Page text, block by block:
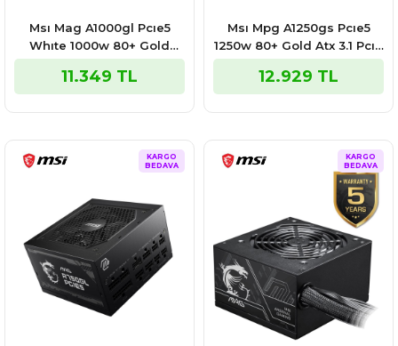
Msı Mag A1000gl Pcıe5
Whıte 1000w 80+ Gold
Power Supply
11.349 TL
Msı Mpg A1250gs Pcıe5
1250w 80+ Gold Atx 3.1 Pcıe
5.1 2x 12v-2x6 Power
Supply
12.929 TL
KARGO
BEDAVA
KARGO
BEDAVA